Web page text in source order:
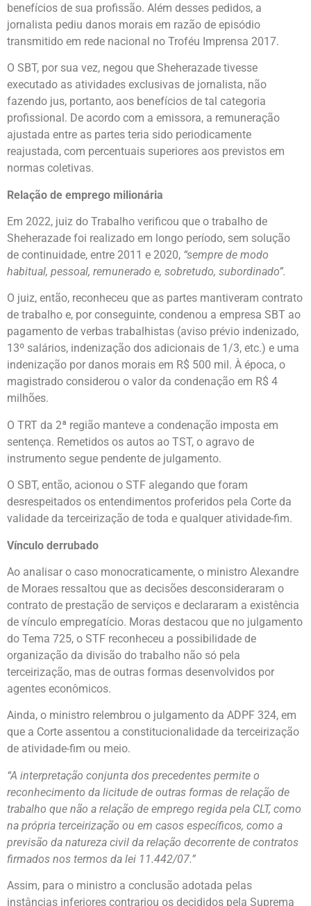
benefícios de sua profissão. Além desses pedidos, a
jornalista pediu danos morais em razão de episódio
transmitido em rede nacional no Troféu Imprensa 2017.
O SBT, por sua vez, negou que Sheherazade tivesse
executado as atividades exclusivas de jornalista, não
fazendo jus, portanto, aos benefícios de tal categoria
profissional. De acordo com a emissora, a remuneração
ajustada entre as partes teria sido periodicamente
reajustada, com percentuais superiores aos previstos em
normas coletivas.
Relação de emprego milionária
Em 2022, juiz do Trabalho verificou que o trabalho de
Sheherazade foi realizado em longo período, sem solução
de continuidade, entre 2011 e 2020, “sempre de modo
habitual, pessoal, remunerado e, sobretudo, subordinado”.
O juiz, então, reconheceu que as partes mantiveram contrato
de trabalho e, por conseguinte, condenou a empresa SBT ao
pagamento de verbas trabalhistas (aviso prévio indenizado,
13º salários, indenização dos adicionais de 1/3, etc.) e uma
indenização por danos morais em R$ 500 mil. À época, o
magistrado considerou o valor da condenação em R$ 4
milhões.
O TRT da 2ª região manteve a condenação imposta em
sentença. Remetidos os autos ao TST, o agravo de
instrumento segue pendente de julgamento.
O SBT, então, acionou o STF alegando que foram
desrespeitados os entendimentos proferidos pela Corte da
validade da terceirização de toda e qualquer atividade-fim.
Vínculo derrubado
Ao analisar o caso monocraticamente, o ministro Alexandre
de Moraes ressaltou que as decisões desconsideraram o
contrato de prestação de serviços e declararam a existência
de vínculo empregatício. Moras destacou que no julgamento
do Tema 725, o STF reconheceu a possibilidade de
organização da divisão do trabalho não só pela
terceirização, mas de outras formas desenvolvidos por
agentes econômicos.
Ainda, o ministro relembrou o julgamento da ADPF 324, em
que a Corte assentou a constitucionalidade da terceirização
de atividade-fim ou meio.
“A interpretação conjunta dos precedentes permite o
reconhecimento da licitude de outras formas de relação de
trabalho que não a relação de emprego regida pela CLT, como
na própria terceirização ou em casos específicos, como a
previsão da natureza civil da relação decorrente de contratos
firmados nos termos da lei 11.442/07.”
Assim, para o ministro a conclusão adotada pelas
instâncias inferiores contrariou os decididos pela Suprema